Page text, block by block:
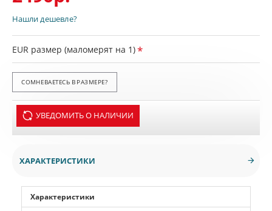
EUR размер (маломерят на 1)
УВЕДОМИТЬ О НАЛИЧИИ
Нашли дешевле?
ХАРАКТЕРИСТИКИ
Характеристики
СОМНЕВАЕТЕСЬ В РАЗМЕРЕ?